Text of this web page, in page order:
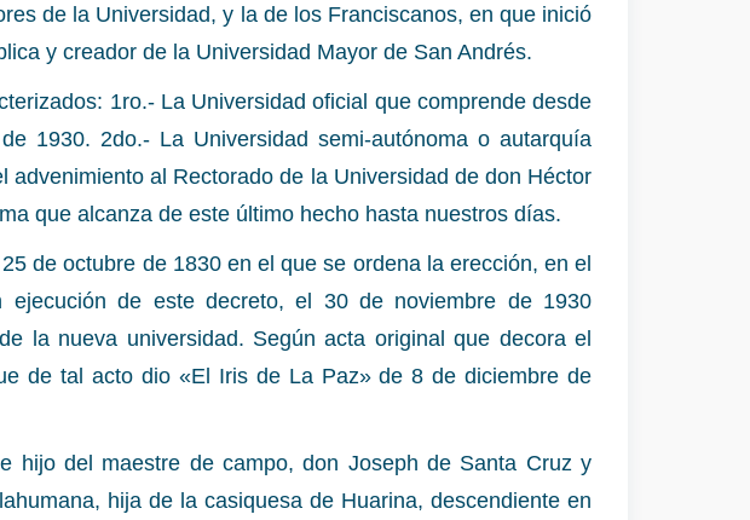
de la Universidad, y la de los Franciscanos, en que inició
y creador de la Universidad Mayor de San Andrés.
1ro.- La Universidad oficial que comprende desde
1930. 2do.- La Universidad semi-autónoma o autarquía
al Rectorado de la Universidad de don Héctor
que alcanza de este último hecho hasta nuestros días.
de octubre de 1830 en el que se ordena la erección, en el
de este decreto, el 30 de noviembre de 1930
la nueva universidad. Según acta original que decora el
de tal acto dio «El Iris de La Paz» de 8 de diciembre de
hijo del maestre de campo, don Joseph de Santa Cruz y
hija de la casiquesa de Huarina, descendiente en